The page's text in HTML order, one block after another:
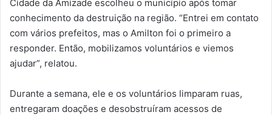
Cidade da Amizade escolheu o município após tomar
conhecimento da destruição na região. “Entrei em contato
com vários prefeitos, mas o Amilton foi o primeiro a
responder. Então, mobilizamos voluntários e viemos
ajudar”, relatou.
Durante a semana, ele e os voluntários limparam ruas,
entregaram doações e desobstruíram acessos de